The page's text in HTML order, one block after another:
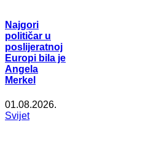
Najgori
političar u
poslijeratnoj
Europi bila je
Angela
Merkel
01.08.2026.
Svijet